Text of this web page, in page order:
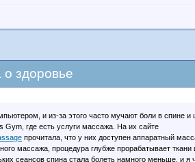
о здоровье
и из-за этого часто мучают боли в спине и
Gym, где есть услуги массажа. На их сайте
прочитала, что у них доступен аппаратный
массажа, процедура глубже прорабатывает ткани
сеансов спина стала болеть намного меньше, и я